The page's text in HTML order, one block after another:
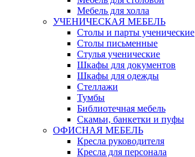
Мебель для холла
УЧЕНИЧЕСКАЯ МЕБЕЛЬ
Столы и парты ученические
Столы письменные
Стулья ученические
Шкафы для документов
Шкафы для одежды
Стеллажи
Тумбы
Библиотечная мебель
Скамьи, банкетки и пуфы
ОФИСНАЯ МЕБЕЛЬ
Кресла руководителя
Кресла для персонала